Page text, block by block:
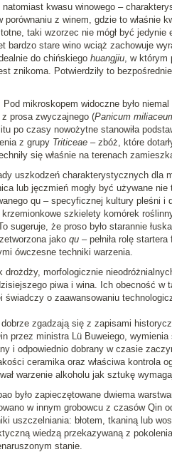
kwasu winowego –
z winem, gdzie to właśnie
taki wzorzec nie mógł być jedynie
bardzo stare wino wciąż zachowuje
do chińskiego huangjiu, w którym
znikoma. Potwierdziły to
mikroskopem widoczne było
prosa zwyczajnego (Panicum
po czasy nowożytne stanowiła
z grupy Triticeae– zbóż, które
się właśnie na terenach
uszkodzeń charakterystycznych dla
lub jęczmień mogły być używane
qu – specyficznej kultury pleśni i
szkielety komórek
sugeruje, że proso było starannie
jako qu– pełniła rolę
ówczesne techniki warzenia.
morfologicznie
piwa i wina. Ich obecność w
o zaawansowaniu
zgadzają się z zapisami
przez ministra Lü Buweiego,
i odpowiednio dobrany w czasie
ceramika oraz właściwa kontrola
warzenie alkoholu jak sztukę
było zapieczętowane dwiema
w innym grobowcu z czasów Qin
uszczelniania: błotem, tkaniną lub
wiedzą przekazywaną z
stanie.